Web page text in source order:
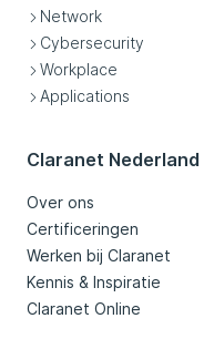
Network
Cybersecurity
Workplace
Applications
Claranet Nederland
Over ons
Certificeringen
Werken bij Claranet
Kennis & Inspiratie
Claranet Online